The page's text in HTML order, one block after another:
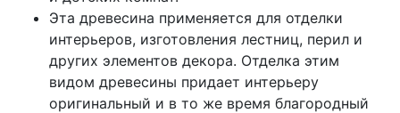
Эта древесина применяется для отделки
интерьеров, изготовления лестниц, перил и
других элементов декора. Отделка этим
видом древесины придает интерьеру
оригинальный и в то же время благородный